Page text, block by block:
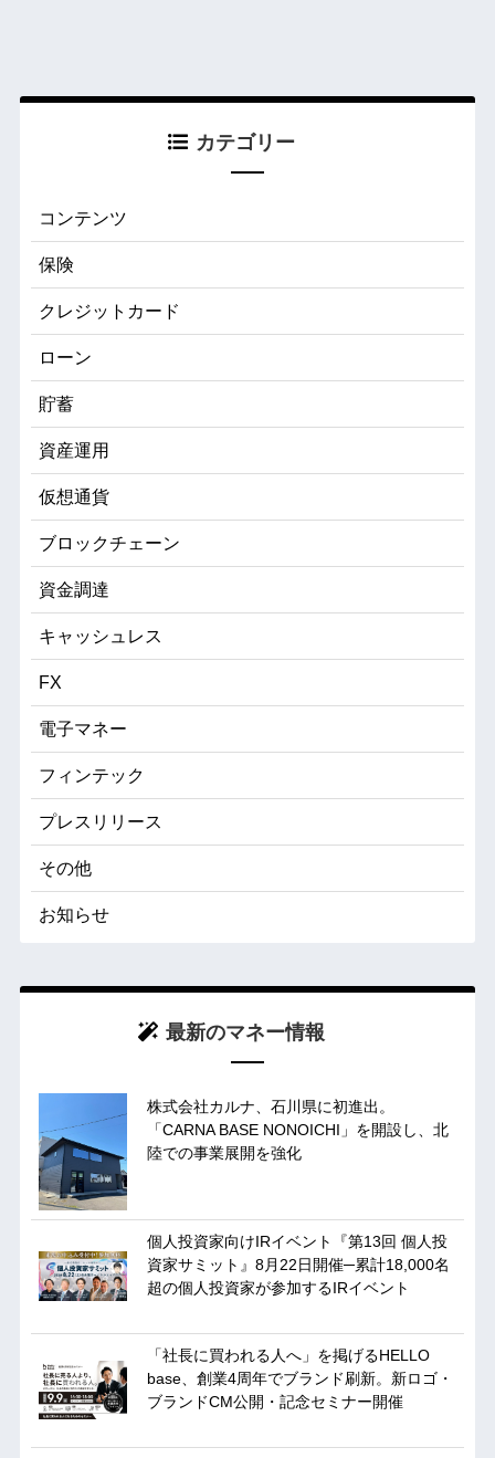
カテゴリー
コンテンツ
保険
クレジットカード
ローン
貯蓄
資産運用
仮想通貨
ブロックチェーン
資金調達
キャッシュレス
FX
電子マネー
フィンテック
プレスリリース
その他
お知らせ
最新のマネー情報
株式会社カルナ、石川県に初進出。
「CARNA BASE NONOICHI」を開設し、北
陸での事業展開を強化
個人投資家向けIRイベント『第13回 個人投
資家サミット』8月22日開催─累計18,000名
超の個人投資家が参加するIRイベント
「社長に買われる人へ」を掲げるHELLO
base、創業4周年でブランド刷新。新ロゴ・
ブランドCM公開・記念セミナー開催